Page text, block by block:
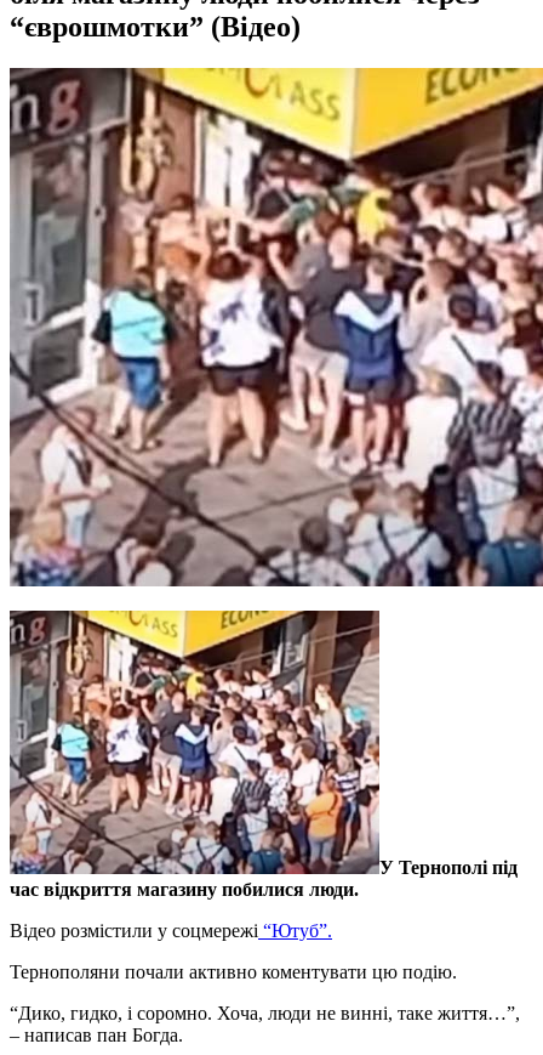
“єврошмотки” (Відео)
У Тернополі під
час відкриття магазину побилися люди.
Відео розмістили у соцмережі “Ютуб”.
Тернополяни почали активно коментувати цю подію.
“Дико, гидко, і соромно. Хоча, люди не винні, таке життя…”,
– написав пан Богда.